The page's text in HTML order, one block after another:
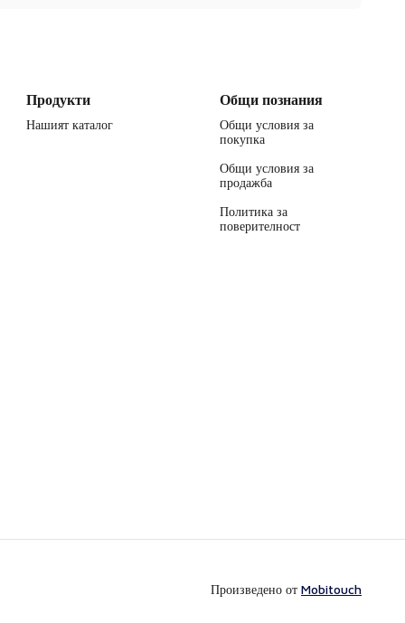
Продукти
Нашият каталог
Общи познания
Общи условия за
покупка
Общи условия за
продажба
Политика за
поверителност
Произведено от Mobitouch